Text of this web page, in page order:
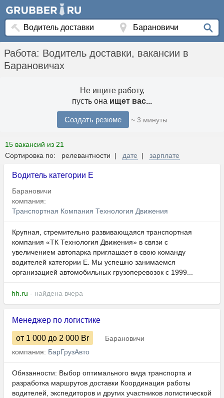
Работа: Водитель доставки, вакансии в
Барановичах
Не ищите работу,
пусть она ищет вас...
Создать резюме ~ 3 минуты
15 вакансий из 21
Сортировка по: релевантности | дате | зарплате
Водитель категории Е
Барановичи
компания:
Транспортная Компания Технология Движения
Крупная, стремительно развивающаяся транспортная
компания «ТК Технология Движения» в связи с
увеличением автопарка приглашает в свою команду
водителей категории Е. Мы успешно занимаемся
организацией автомобильных грузоперевозок с 1999...
hh.ru - найдена вчера
Менеджер по логистике
от 1 000 до 2 000 Br
Барановичи
компания: БарГрузАвто
Обязанности: Выбор оптимального вида транспорта и
разработка маршрутов доставки Координация работы
водителей, экспедиторов и других участников логистической